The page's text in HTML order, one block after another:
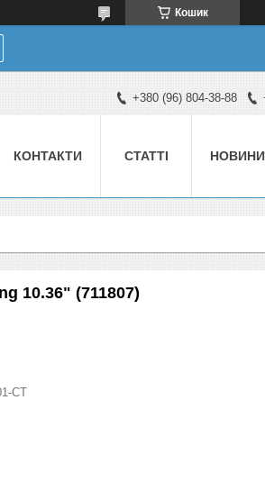
Кошик
+380 (96) 804-38-88
КОНТАКТИ СТАТТІ НОВИНИ
10.36" (711807)
СТ